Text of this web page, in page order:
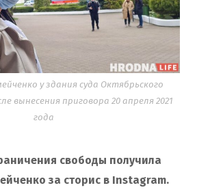
у здания суда Октябрьского
вынесения приговора 20 апреля 2021
года
свободы получила
за сторис в Instagram.